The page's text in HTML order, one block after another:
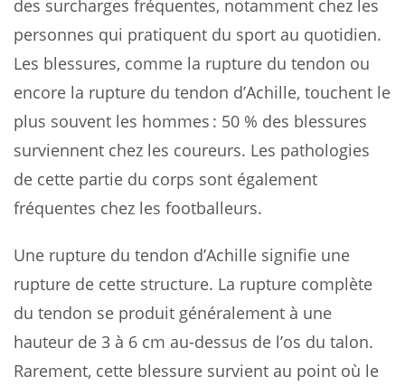
des surcharges fréquentes, notamment chez les
personnes qui pratiquent du sport au quotidien.
Les blessures, comme la rupture du tendon ou
encore la rupture du tendon d’Achille, touchent le
plus souvent les hommes : 50 % des blessures
surviennent chez les coureurs. Les pathologies
de cette partie du corps sont également
fréquentes chez les footballeurs.
Une rupture du tendon d’Achille signifie une
rupture de cette structure. La rupture complète
du tendon se produit généralement à une
hauteur de 3 à 6 cm au-dessus de l’os du talon.
Rarement, cette blessure survient au point où le